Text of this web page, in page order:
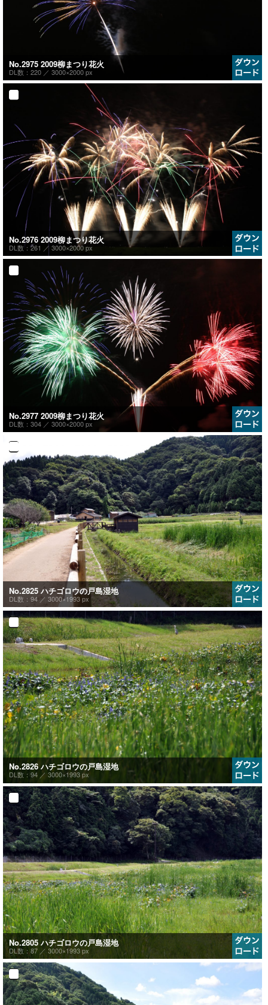
No.2975 2009柳まつり花火
DL数：220 ／ 3000×2000 px
No.2976 2009柳まつり花火
DL数：261 ／ 3000×2000 px
No.2977 2009柳まつり花火
DL数：304 ／ 3000×2000 px
No.2825 ハチゴロウの戸島湿地
DL数：94 ／ 3000×1993 px
No.2826 ハチゴロウの戸島湿地
DL数：94 ／ 3000×1993 px
No.2805 ハチゴロウの戸島湿地
DL数：87 ／ 3000×1993 px